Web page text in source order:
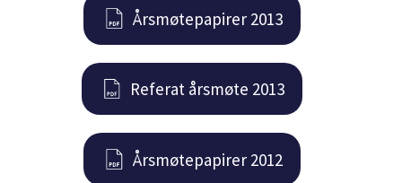
Årsmøtepapirer 2013
Referat årsmøte 2013
Årsmøtepapirer 2012